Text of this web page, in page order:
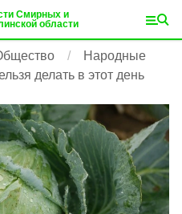
Смирных и
области
Народные
делать в этот день